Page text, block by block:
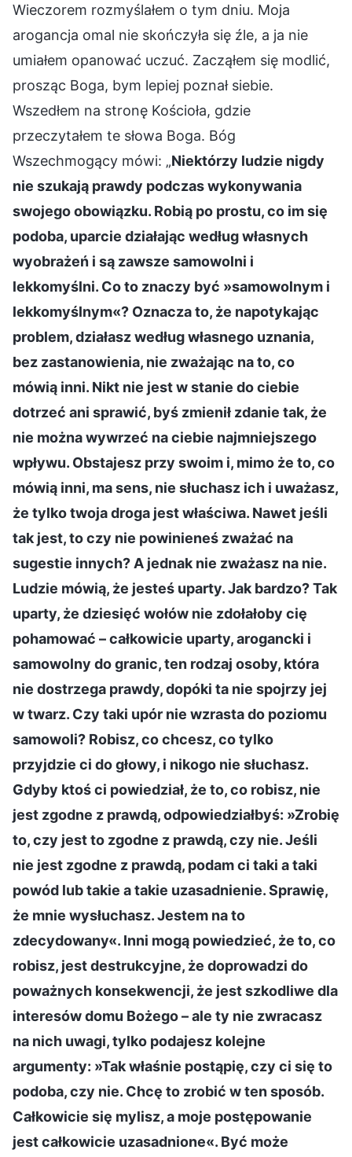
Wieczorem rozmyślałem o tym dniu. Moja
arogancja omal nie skończyła się źle, a ja nie
umiałem opanować uczuć. Zacząłem się modlić,
prosząc Boga, bym lepiej poznał siebie.
Wszedłem na stronę Kościoła, gdzie
przeczytałem te słowa Boga. Bóg
Wszechmogący mówi: „Niektórzy ludzie nigdy
nie szukają prawdy podczas wykonywania
swojego obowiązku. Robią po prostu, co im się
podoba, uparcie działając według własnych
wyobrażeń i są zawsze samowolni i
lekkomyślni. Co to znaczy być »samowolnym i
lekkomyślnym«? Oznacza to, że napotykając
problem, działasz według własnego uznania,
bez zastanowienia, nie zważając na to, co
mówią inni. Nikt nie jest w stanie do ciebie
dotrzeć ani sprawić, byś zmienił zdanie tak, że
nie można wywrzeć na ciebie najmniejszego
wpływu. Obstajesz przy swoim i, mimo że to, co
mówią inni, ma sens, nie słuchasz ich i uważasz,
że tylko twoja droga jest właściwa. Nawet jeśli
tak jest, to czy nie powinieneś zważać na
sugestie innych? A jednak nie zważasz na nie.
Ludzie mówią, że jesteś uparty. Jak bardzo? Tak
uparty, że dziesięć wołów nie zdołałoby cię
pohamować – całkowicie uparty, arogancki i
samowolny do granic, ten rodzaj osoby, która
nie dostrzega prawdy, dopóki ta nie spojrzy jej
w twarz. Czy taki upór nie wzrasta do poziomu
samowoli? Robisz, co chcesz, co tylko
przyjdzie ci do głowy, i nikogo nie słuchasz.
Gdyby ktoś ci powiedział, że to, co robisz, nie
jest zgodne z prawdą, odpowiedziałbyś: »Zrobię
to, czy jest to zgodne z prawdą, czy nie. Jeśli
nie jest zgodne z prawdą, podam ci taki a taki
powód lub takie a takie uzasadnienie. Sprawię,
że mnie wysłuchasz. Jestem na to
zdecydowany«. Inni mogą powiedzieć, że to, co
robisz, jest destrukcyjne, że doprowadzi do
poważnych konsekwencji, że jest szkodliwe dla
interesów domu Bożego – ale ty nie zwracasz
na nich uwagi, tylko podajesz kolejne
argumenty: »Tak właśnie postąpię, czy ci się to
podoba, czy nie. Chcę to zrobić w ten sposób.
Całkowicie się mylisz, a moje postępowanie
jest całkowicie uzasadnione«. Być może